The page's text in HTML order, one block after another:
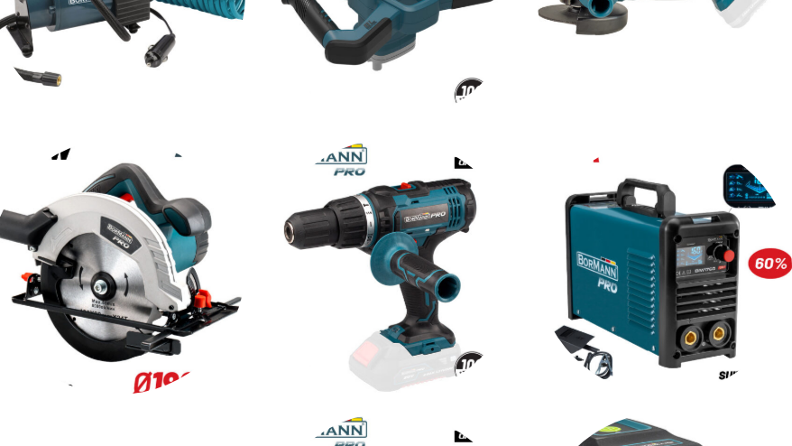
ΑΕΡΟΣΥΜΠΙΕΣΤΕΣ ΑΝΑΔΕΥΤΗΡΕΣ ΓΩΝΙΑΚΟΙ ΤΡΟΧΟΙ
ΔΡΑΠΑΝΟΚΑΤΣΑΒΙΔΑ ΗΛΕΚΤΡΟΚΟΛΛΗΣΕΙΣ